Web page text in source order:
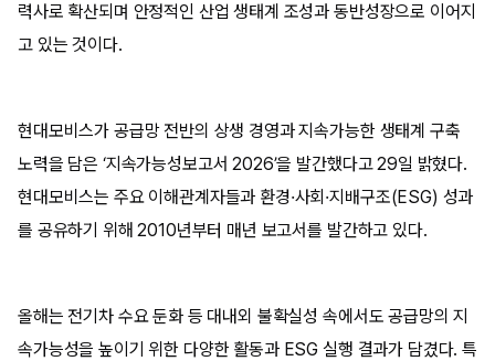
력사로 확산되며 안정적인 산업 생태계 조성과 동반성장으로 이어지
고 있는 것이다.
현대모비스가 공급망 전반의 상생 경영과 지속가능한 생태계 구축
노력을 담은 ‘지속가능성보고서 2026’을 발간했다고 29일 밝혔다.
현대모비스는 주요 이해관계자들과 환경·사회·지배구조(ESG) 성과
를 공유하기 위해 2010년부터 매년 보고서를 발간하고 있다.
올해는 전기차 수요 둔화 등 대내외 불확실성 속에서도 공급망의 지
속가능성을 높이기 위한 다양한 활동과 ESG 실행 결과가 담겼다. 특